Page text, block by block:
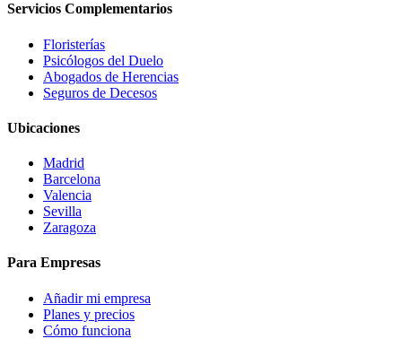
Servicios Complementarios
Floristerías
Psicólogos del Duelo
Abogados de Herencias
Seguros de Decesos
Ubicaciones
Madrid
Barcelona
Valencia
Sevilla
Zaragoza
Para Empresas
Añadir mi empresa
Planes y precios
Cómo funciona